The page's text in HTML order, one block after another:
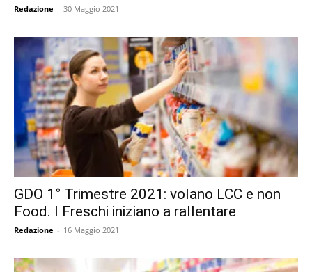
Redazione - 30 Maggio 2021
GDO 1° Trimestre 2021: volano LCC e non
Food. I Freschi iniziano a rallentare
Redazione - 16 Maggio 2021